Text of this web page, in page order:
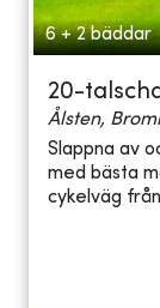
6 + 2 bäddar
20-
Ålsten,
Slappna av
med bästa
cykelväg